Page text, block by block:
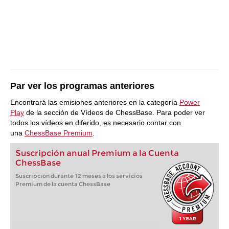
Par ver los programas anteriores
Encontrará las emisiones anteriores en la categoría Power
Play de la sección de Vídeos de ChessBase. Para poder ver
todos los vídeos en diferido, es necesario contar con
una ChessBase Premium
Suscripción anual Premium a la Cuenta
ChessBase
Suscripción durante 12 meses a los servicios
Premium de la cuenta ChessBase